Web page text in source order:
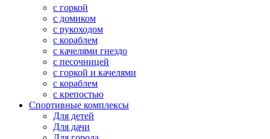
с горкой
с домиком
с рукоходом
с кораблем
с качелями гнездо
с песочницей
с горкой и качелями
с кораблем
с крепостью
Спортивные комплексы
Для детей
Для дачи